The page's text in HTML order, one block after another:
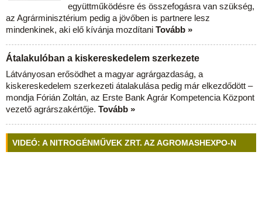
együttműködésre és összefogásra van szükség,
az Agrárminisztérium pedig a jövőben is partnere lesz
mindenkinek, aki elő kívánja mozdítani Tovább »
Átalakulóban a kiskereskedelem szerkezete
Látványosan erősödhet a magyar agrárgazdaság, a
kiskereskedelem szerkezeti átalakulása pedig már elkezdődött –
mondja Fórián Zoltán, az Erste Bank Agrár Kompetencia Központ
vezető agrárszakértője. Tovább »
VIDEÓ: A NITROGÉNMŰVEK ZRT. AZ AGROMASHEXPO-N